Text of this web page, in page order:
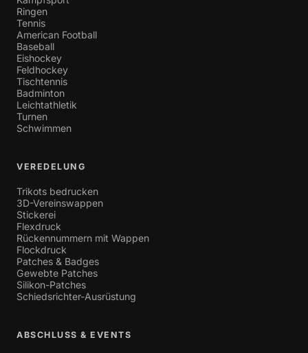
Ringen
Tennis
American Football
Baseball
Eishockey
Feldhockey
Tischtennis
Badminton
Leichtathletik
Turnen
Schwimmen
VEREDELUNG
Trikots bedrucken
3D-Vereinswappen
Stickerei
Flexdruck
Rückennummern mit Wappen
Flockdruck
Patches & Badges
Gewebte Patches
Silikon-Patches
Schiedsrichter-Ausrüstung
ABSCHLUSS & EVENTS